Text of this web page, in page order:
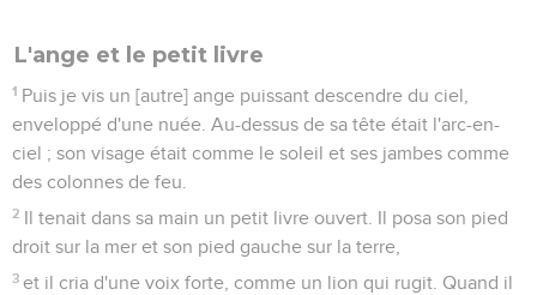
L'ange et le petit livre
1 Puis je vis un [autre] ange puissant descendre du ciel,
enveloppé d'une nuée. Au-dessus de sa tête était l'arc-en-
ciel ; son visage était comme le soleil et ses jambes comme
des colonnes de feu.
2 Il tenait dans sa main un petit livre ouvert. Il posa son pied
droit sur la mer et son pied gauche sur la terre,
3 et il cria d'une voix forte, comme un lion qui rugit. Quand il